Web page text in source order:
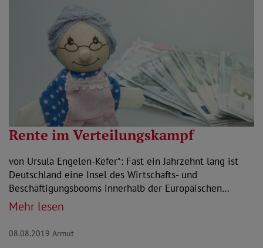
Rente im Verteilungskampf
von Ursula Engelen-Kefer*: Fast ein Jahrzehnt lang ist
Deutschland eine Insel des Wirtschafts- und
Beschäftigungsbooms innerhalb der Europäischen…
Mehr lesen
08.08.2019 Armut